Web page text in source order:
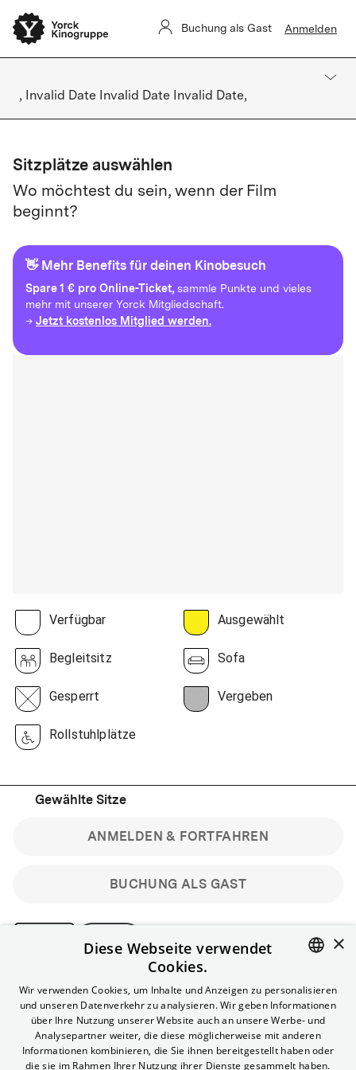
Buchung als Gast Anmelden
, Invalid Date Invalid Date Invalid Date,
Sitzplätze auswählen
Wo möchtest du sein, wenn der Film
beginnt?
👋 Mehr Benefits für deinen Kinobesuch
Spare1 € pro Online-Ticket, sammle Punkte und vieles
mehr mit unserer Yorck Mitgliedschaft.
→ Jetzt kostenlos Mitglied werden.
Verfügbar Ausgewählt
Begleitsitz Sofa
Gesperrt Vergeben
Rollstuhlplätze
Gewählte Sitze
BUCHUNG ALS GAST
ANMELDEN & FORTFAHREN
Bitte beachte: Gastbuchungen sind nicht stornierbar.
Registriere dich kostenlos für bis zu 90 min vor Filmbeginn
stornierbare Tickets für reguläre Vorstellungen.
Unlimited-Mitglied? Melde dich an, um deine Benefits
nutzen zu können.
ENGLISH
×
Diese Webseite verwendet
Cookies.
Wir verwenden Cookies, um Inhalte und Anzeigen zu personalisieren
und unseren Datenverkehr zu analysieren. Wir geben Informationen
über Ihre Nutzung unserer Website auch an unsere Werbe- und
Analysepartner weiter, die diese möglicherweise mit anderen
Informationen kombinieren, die Sie ihnen bereitgestellt haben oder
die sie im Rahmen Ihrer Nutzung ihrer Dienste gesammelt haben.